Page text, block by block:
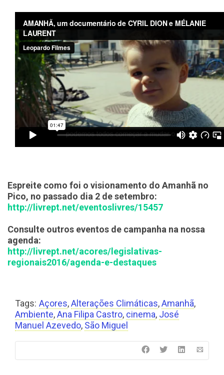
Espreite como foi o visionamento do Amanhã no
Pico, no passado dia 2 de setembro:
http://livrept.net/eventoslivres/15457
Consulte outros eventos de campanha na nossa
agenda:
http://livrept.net/acores/legislativas-
regionais2016/agenda-e-destaques
Tags: Açores,Alterações Climáticas,Amanhã,
Ambiente,Ana Filipa Castro, cinema, José
Manuel Azevedo, São Miguel